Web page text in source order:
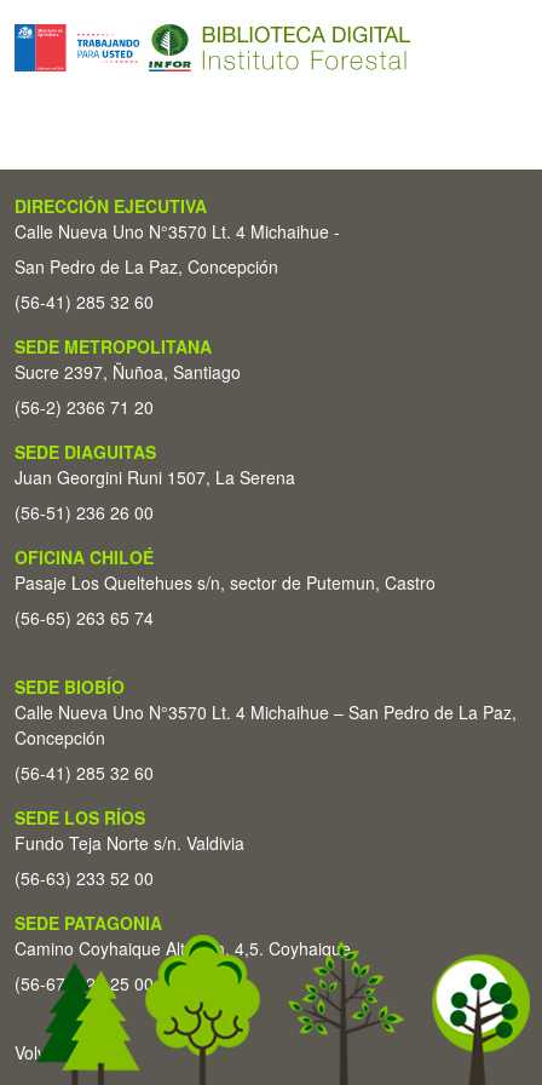
DIRECCIÓN EJECUTIVA
Calle Nueva Uno N°3570 Lt. 4 Michaihue -
San Pedro de La Paz, Concepción
(56-41) 285 32 60
SEDE METROPOLITANA
Sucre 2397, Ñuñoa, Santiago
(56-2) 2366 71 20
SEDE DIAGUITAS
Juan Georgini Runi 1507, La Serena
(56-51) 236 26 00
OFICINA CHILOÉ
Pasaje Los Queltehues s/n, sector de Putemun, Castro
(56-65) 263 65 74
SEDE BIOBÍO
Calle Nueva Uno N°3570 Lt. 4 Michaihue – San Pedro de La Paz,
Concepción
(56-41) 285 32 60
SEDE LOS RÍOS
Fundo Teja Norte s/n. Valdivia
(56-63) 233 52 00
SEDE PATAGONIA
Camino Coyhaique Alto Km. 4,5. Coyhaique
(56-67) 226 25 00
Volver arriba